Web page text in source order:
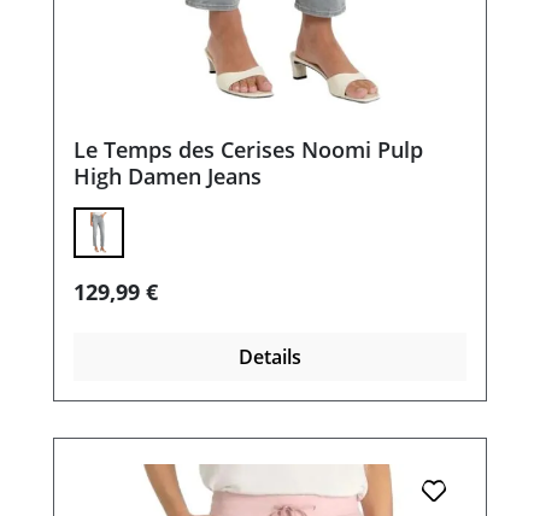
Le Temps des Cerises Noomi Pulp
High Damen Jeans
Regulärer Preis:
129,99 €
Details